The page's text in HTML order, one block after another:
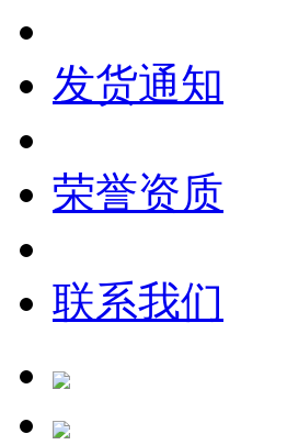
发货通知
荣誉资质
联系我们